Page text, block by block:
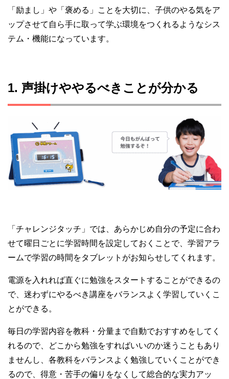
「励まし」や「褒める」ことを大切に、子供のやる気をア
ップさせて自ら手に取って学ぶ環境をつくれるようなシス
テム・機能になっています。
1. 声掛けややるべきことが分かる
「チャレンジタッチ」では、あらかじめ自分の予定に合わ
せて曜日ごとに学習時間を設定しておくことで、学習アラ
ームで学習の時間をタブレットがお知らせしてくれます。
電源を入れれば直ぐに勉強をスタートすることができるの
で、迷わずにやるべき講座をバランスよく学習していくこ
とができる。
毎日の学習内容を教科・分量まで自動でおすすめをしてく
れるので、どこから勉強をすればいいのか迷うこともあり
ませんし、各教科をバランスよく勉強していくことができ
るので、得意・苦手の偏りをなくして総合的な実力アッ